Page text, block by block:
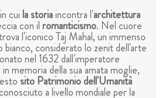
cuila storiaincontra l'architettura
con ilromanticismo. Nel cuore
l'iconico Taj Mahal, un immenso
bianco, considerato lo zenit dell'arte
nel 1632 dall'imperatore
memoria della sua amata moglie,
sito Patrimonio dell'Umanità
a livello mondiale per la